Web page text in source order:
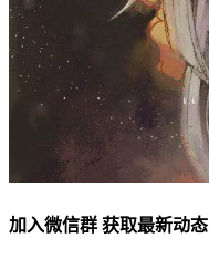
加入微信群 获取最新动态